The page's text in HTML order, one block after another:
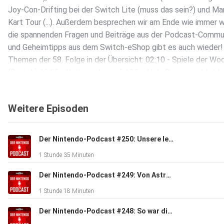
Joy-Con-Drifting bei der Switch Lite (muss das sein?) und
Kart Tour (...). Außerdem besprechen wir am Ende wie immer
die spannenden Fragen und Beiträge aus der Podcast-
und Geheimtipps aus dem Switch-eShop gibt es auch
Themen der 58. Folge in der Übersicht: 02:10 - Spiele der
Kart Tour (Review) 64:30 - Community: Fragen, Feedbach und
Weitere Episoden
Der Nintendo-Podcast #250: Unsere letzte Folge - danke für sechs tolle Jahre!
1 Stunde 35 Minuten
Der Nintendo-Podcast #249: Von Astro Bot über Mario Party bis Zelda - zwei Brotatos am Schnacken!
1 Stunde 18 Minuten
Der Nintendo-Podcast #248: So war die Gamescom 2024 - mit 4P!